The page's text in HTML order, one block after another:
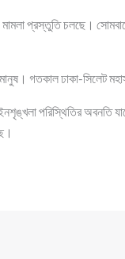
মামলা প্রস্তুতি চলছে।
গতকাল ঢাকা-সিলেট
পরিস্থিতির অবনতি